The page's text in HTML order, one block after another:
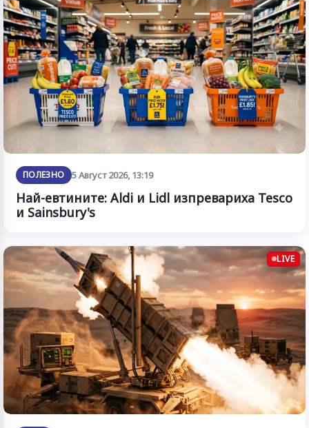
ПОЛЕЗНО 5 Август 2026, 13:19
Най-евтините: Aldi и Lidl изпревариха Tesco
и Sainsbury's
LIVE